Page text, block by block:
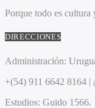
Porque todo es cultura
DIRECCIONES
Administración:
+(54) 911 6642 8164 |
Estudios: Guido 1566.